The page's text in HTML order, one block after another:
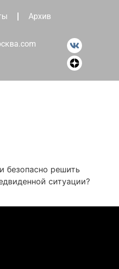
Архив
безопасно решить
ситуации?